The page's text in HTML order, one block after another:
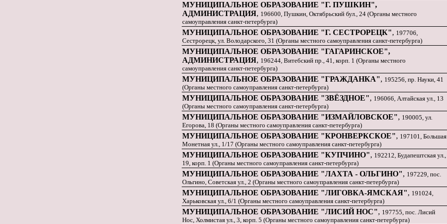
МУНИЦИПАЛЬНОЕ ОБРАЗОВАНИЕ "Г. ПУШКИН",
АДМИНИСТРАЦИЯ, 196600, Пушкин, Октябрьский бул., 24 (Органы местного
самоуправления санкт-петербурга)
МУНИЦИПАЛЬНОЕ ОБРАЗОВАНИЕ "Г. СЕСТРОРЕЦК", 197706,
Сестрорецк, ул. Володарского, 31 (Органы местного самоуправления санкт-петербурга)
МУНИЦИПАЛЬНОЕ ОБРАЗОВАНИЕ "ГАГАРИНСКОЕ",
АДМИНИСТРАЦИЯ, 196244, Витебский пр., 41, корп. 1 (Органы местного
самоуправления санкт-петербурга)
МУНИЦИПАЛЬНОЕ ОБРАЗОВАНИЕ "ГРАЖДАНКА", 195256, пр. Науки, 41
(Органы местного самоуправления санкт-петербурга)
МУНИЦИПАЛЬНОЕ ОБРАЗОВАНИЕ "ЗВЁЗДНОЕ", 196066, Алтайская ул., 13
(Органы местного самоуправления санкт-петербурга)
МУНИЦИПАЛЬНОЕ ОБРАЗОВАНИЕ "ИЗМАЙЛОВСКОЕ", 190005, ул.
Егорова, 18 (Органы местного самоуправления санкт-петербурга)
МУНИЦИПАЛЬНОЕ ОБРАЗОВАНИЕ "КРОНВЕРКСКОЕ", 197101, Большая
Монетная ул., 1/17 (Органы местного самоуправления санкт-петербурга)
МУНИЦИПАЛЬНОЕ ОБРАЗОВАНИЕ "КУПЧИНО", 192212, Будапештская ул.,
19, корп. 1 (Органы местного самоуправления санкт-петербурга)
МУНИЦИПАЛЬНОЕ ОБРАЗОВАНИЕ "ЛАХТА - ОЛЬГИНО", 197229, пос.
Ольгино, Советская ул., 2 (Органы местного самоуправления санкт-петербурга)
МУНИЦИПАЛЬНОЕ ОБРАЗОВАНИЕ "ЛИГОВКА-ЯМСКАЯ", 191024,
Харьковская ул., 6/1 (Органы местного самоуправления санкт-петербурга)
МУНИЦИПАЛЬНОЕ ОБРАЗОВАНИЕ "ЛИСИЙ НОС", 197755, пос. Лисий
Нос, Холмистая ул., 3, корп. 5 (Органы местного самоуправления санкт-петербурга)